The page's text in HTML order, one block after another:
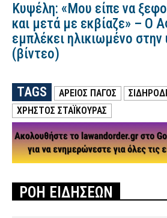
Κυψέλη: «Μου είπε να
και μετά με εκβίαζε» – Ο
εμπλέκει ηλικιωμένο
(βίντεο)
TAGS ΑΡΕΙΟΣ ΠΑΓΟΣ
ΧΡΗΣΤΟΣ ΣΤΑΪΚΟΥΡΑΣ
ΡΟΗ ΕΙΔΗΣΕΩΝ